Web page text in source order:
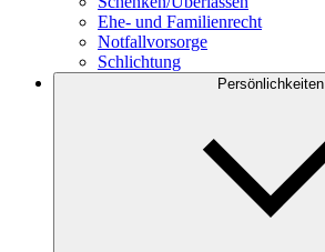
Ehe- und Familienrecht
Notfallvorsorge
Schlichtung
Persönlichkeiten